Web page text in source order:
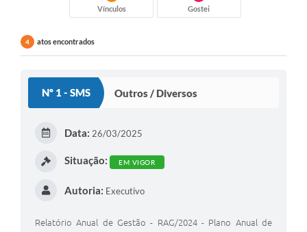
Vínculos Gostei
4 atos encontrados
Nº 1 - SMS Outros / Diversos
Data: 26/03/2025
Situação: EM VIGOR
Autoria: Executivo
Relatório Anual de Gestão - RAG/2024 - Plano Anual de